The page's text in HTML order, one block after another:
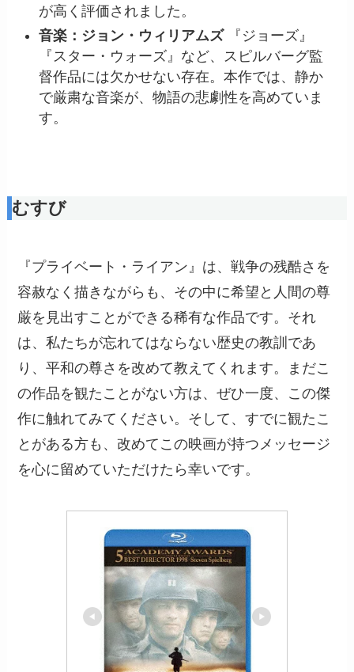
が高く評価されました。
音楽：ジョン・ウィリアムズ『ジョーズ』
『スター・ウォーズ』など、スピルバーグ監
督作品には欠かせない存在。本作では、静か
で厳粛な音楽が、物語の悲劇性を高めていま
す。
むすび
『プライベート・ライアン』は、戦争の残酷さを
容赦なく描きながらも、その中に希望と人間の尊
厳を見出すことができる稀有な作品です。それ
は、私たちが忘れてはならない歴史の教訓であ
り、平和の尊さを改めて教えてくれます。まだこ
の作品を観たことがない方は、ぜひ一度、この傑
作に触れてみてください。そして、すでに観たこ
とがある方も、改めてこの映画が持つメッセージ
を心に留めていただけたら幸いです。